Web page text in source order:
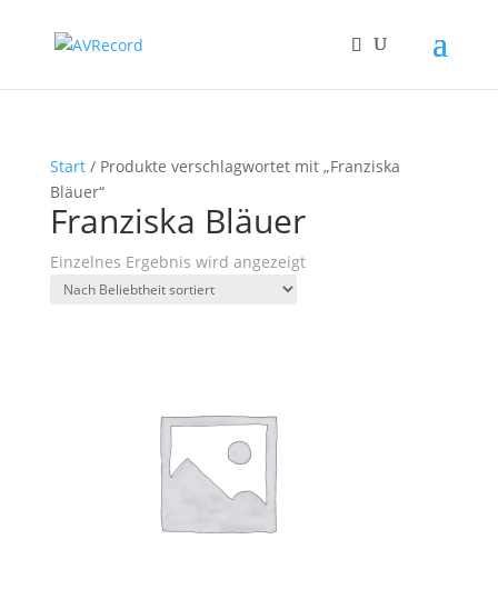
Start/ Produkte verschlagwortet mit „Franziska
Bläuer“
Franziska Bläuer
Einzelnes Ergebnis wird angezeigt